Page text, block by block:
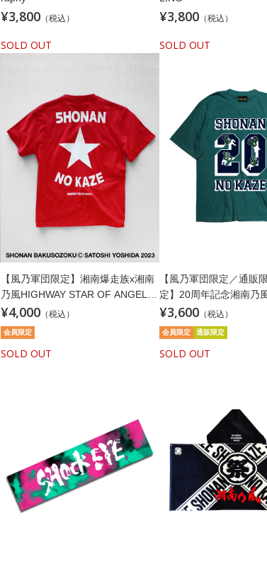
¥3,800 （税込）
SOLD OUT
¥3,800 （税込）
SOLD OUT
【風乃軍団限定】湘南爆走族x湘南
乃風HIGHWAY STAR OF ANGELT
シャツレッド(ステッカー付)
¥4,000 （税込）
会員限定
SOLD OUT
【風乃軍団限定／通販
定】20周年記念湘南乃
20周年記念湘南乃風T
クスフォードグリーン
¥3,600 （税込）
会員限定 通販限定
SOLD OUT